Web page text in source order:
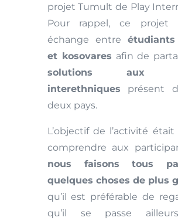
projet Tumult de Play
Pour rappel, ce projet
échange entre
et kosovares afin de
solutions aux
interethniques présent
deux pays.
L’objectif de l’activité
comprendre aux
nous faisons tous
quelques choses de plus
qu’il est préférable de
qu’il se passe